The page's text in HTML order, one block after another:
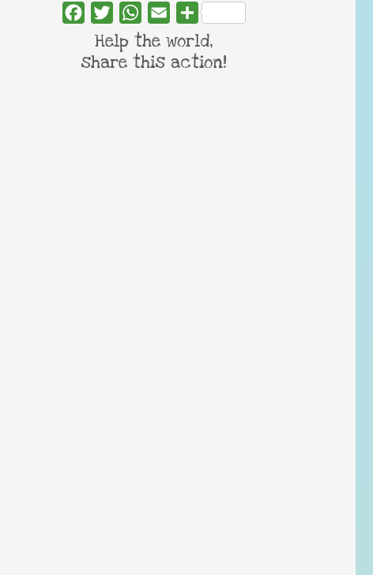
FacebookTwitterWhatsApp
Email Share
Help the world,
share this action!